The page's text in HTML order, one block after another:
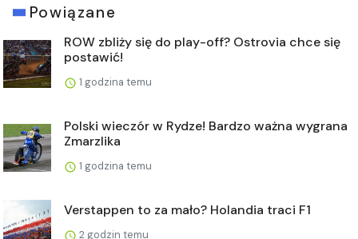
Powiązane
ROW zbliży się do play-off? Ostrovia chce się
postawić!
1 godzina temu
Polski wieczór w Rydze! Bardzo ważna wygrana
Zmarzlika
1 godzina temu
Verstappen to za mało? Holandia traci F1
2 godzin temu